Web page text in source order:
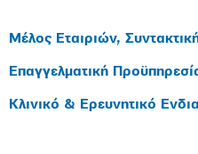
Μέλος Εταιριών,
Επαγγελματική
Κλινικό & Ερευνητικό